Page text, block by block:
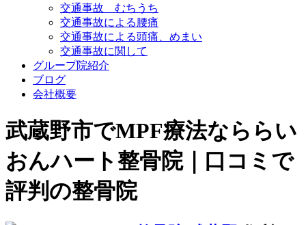
交通事故 むちうち
交通事故による腰痛
交通事故による頭痛、めまい
交通事故に関して
グループ院紹介
ブログ
会社概要
武蔵野市でMPF療法なららい
おんハート整骨院｜口コミで
評判の整骨院